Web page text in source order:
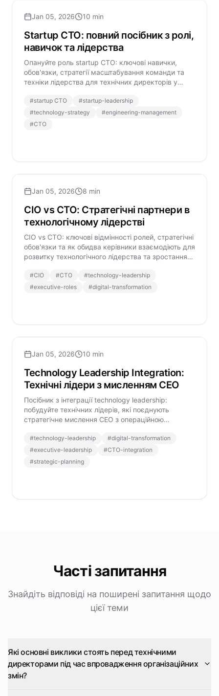
Jan 05, 2026 10 min
Startup CTO: повний посібник з ролі,
навичок та лідерства
Опануйте роль startup CTO: ключові навички,
обов'язки, стратегії масштабування команди та
техніки лідерства для технічних директорів у
#startup CTO #startup-leadership
#technology-strategy #engineering-management
#CTO
Jan 05, 2026 8 min
CIO vs CTO: Стратегічні партнери в
технологічному лідерстві
CIO vs CTO: ключові відмінності ролей, стратегічні
обов'язки та як обидва керівники взаємодіють для
розвитку технологічного лідерства та зростання
#CIO #CTO #technology-leadership
#executive-roles #digital-transformation
Jan 05, 2026 10 min
Technology Leadership Integration:
Технічні лідери з мисленням CEO
Посібник з інтеграції technology leadership:
побудуйте технічних лідерів, які поєднують
стратегічне мислення CEO з операційною
#technology-leadership #digital-transformation
#executive-leadership #CTO-integration
#strategic-planning
Часті запитання
Знайдіть відповіді на поширені запитання щодо
цієї теми
Які основні виклики стоять перед технічними
директорами під час впровадження організаційних
змін?